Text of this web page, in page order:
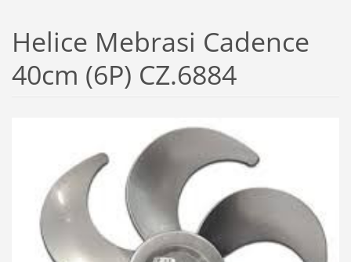
Helice Mebrasi Cadence
40cm (6P) CZ.6884